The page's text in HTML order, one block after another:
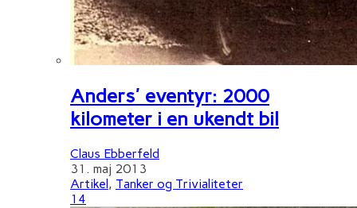
Anders' eventyr: 2000
kilometer i en ukendt bil
Claus Ebberfeld
31. maj 2013
Artikel , Tanker og Trivialiteter
14